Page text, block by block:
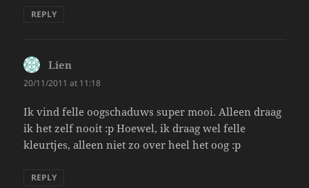
REPLY
Lien
20/11/2011 at 11:18
Ik vind felle oogschaduws super mooi. Alleen draag
ik het zelf nooit :p Hoewel, ik draag wel felle
kleurtjes, alleen niet zo over heel het oog :p
REPLY